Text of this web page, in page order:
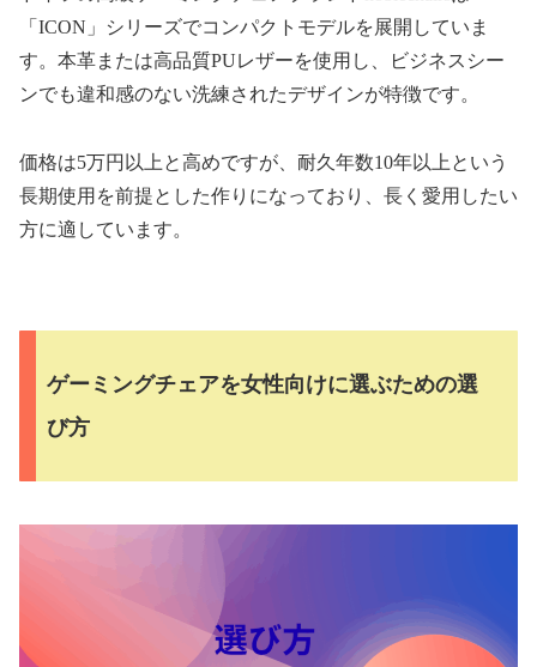
「ICON」シリーズでコンパクトモデルを展開していま
す。本革または高品質PUレザーを使用し、ビジネスシー
ンでも違和感のない洗練されたデザインが特徴です。
価格は5万円以上と高めですが、耐久年数10年以上という
長期使用を前提とした作りになっており、長く愛用したい
方に適しています。
ゲーミングチェアを女性向けに選ぶための選
び方